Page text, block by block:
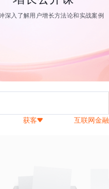
深入了解用户增长方法论和实战案例
获客 互联网金融